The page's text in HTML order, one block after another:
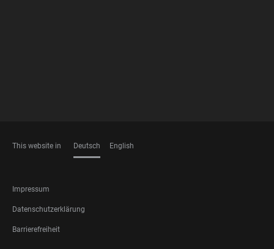
This website in Deutsch English
FOOTER
LEGAL
Impressum
Datenschutzerklärung
Barrierefreiheit